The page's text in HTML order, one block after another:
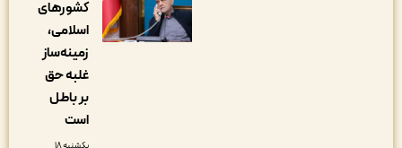
کشورهای
اسلامی،
زمینه‌ساز
غلبه حق